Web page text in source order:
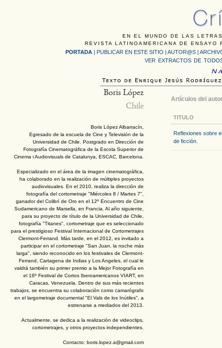
EN EL MUNDO DE LAS
REVISTA LATINOAMERICANA DE
PORTADA | PUBLICAR EN ESTE SITIO | AUTOR@S |
VER EXTRACTOS DE
Boris López
Chile
Boris López Albarracín,
Egresado de la escuela de Cine y Televisión de la
Universidad de Chile. Postgrado en Dirección de
Fotografía Cinematográfica de la Escola Superior de
Cinema i Audiovisuals de Catalunya, ESCAC, Barcelona.
Especializado en el área de la imagen cinematográfica,
ha colaborado en la realización de múltiples proyectos
audiovisuales. En el 2010, realiza la dirección de
fotografía del cortometraje "Miércoles 8 / Martes 7",
ganador del Colibrí de Oro en el 12º Encuentro de Cine
Sudamericano de Marsella, en Francia. Al año siguiente,
para su proyecto de título de la Universidad de Chile,
fotografía "Titanes", cortometraje que es seleccionado
para el prestigioso Festival Internacional de Cortometrajes
Clermont-Ferrand. Más tarde, en el 2012, es invitado a
participar en el cortometraje "San Juan, la noche más
larga", siendo reconocido en los festivales de Clermont-
Ferrand, Cartagena de Indias y Los Angeles, el cual le
valdrá también su primer premio a la Mejor Fotografía en
el 16º Festival de Cortos Iberoamericanos VIART, en
Caracas, Venezuela. Dentro de sus más recientes
trabajos, se encuentra su colaboración como camarógrafo
en el largometraje documental "El Vals de los Inútiles", a
estrenarse a mediados del 2013.
Actualmente, se dedica a la realización de videoclips,
cortometrajes, y otros proyectos independientes.
Contacto: boris.lopez.a@gmail.com
Artículos del
TITULO
Reflexiones sobre
de ficción.